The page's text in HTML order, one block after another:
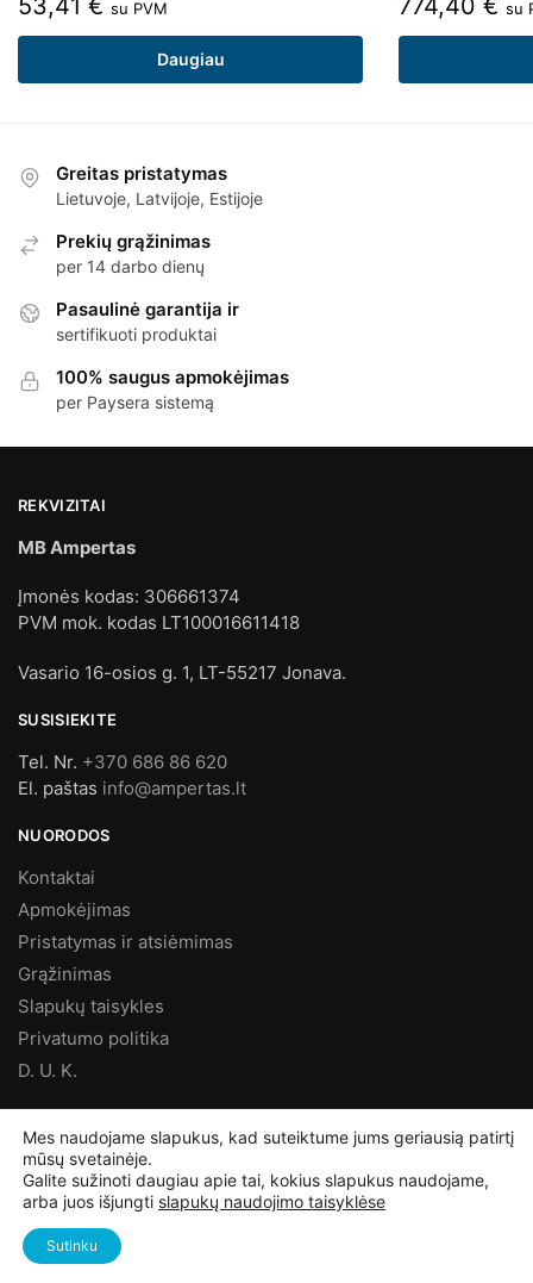
53,41 € su PVM
Daugiau
774,40 € su
Greitas pristatymas
Lietuvoje, Latvijoje, Estijoje
Prekių grąžinimas
per 14 darbo dienų
Pasaulinė garantija ir
sertifikuoti produktai
100% saugus apmokėjimas
per Paysera sistemą
REKVIZITAI
MB Ampertas
Įmonės kodas: 306661374
PVM mok. kodas LT100016611418
Vasario 16-osios g. 1, LT-55217 Jonava.
SUSISIEKITE
Tel. Nr. +370 686 86 620
El. paštas info@ampertas.lt
NUORODOS
Kontaktai
Apmokėjimas
Pristatymas ir atsiėmimas
Grąžinimas
Slapukų taisykles
Privatumo politika
D. U. K.
©Ampertas.lt2025, Visos teisės saugomos
Mes naudojame slapukus, kad suteiktume jums geriausią patirtį
mūsų svetainėje.
Galite sužinoti daugiau apie tai, kokius slapukus naudojame,
arba juos išjungti slapukų naudojimo taisyklėse
Sutinku